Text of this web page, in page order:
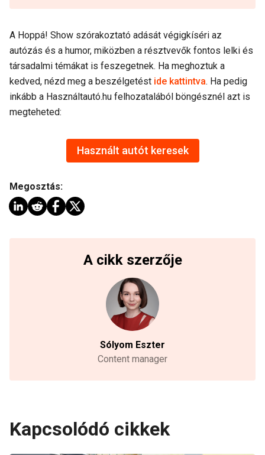
A Hoppá! Show szórakoztató adását végigkíséri az
autózás és a humor, miközben a résztvevők fontos lelki és
társadalmi témákat is feszegetnek. Ha meghoztuk a
kedved, nézd meg a beszélgetést ide kattintva. Ha pedig
inkább a Használtautó.hu felhozatalából böngésznél azt is
megteheted:
Használt autót keresek
Megosztás:
A cikk szerzője
Sólyom Eszter
Content manager
Kapcsolódó cikkek